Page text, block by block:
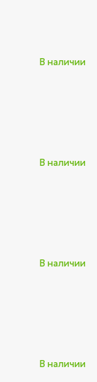
В наличии
В наличии
В наличии
В наличии